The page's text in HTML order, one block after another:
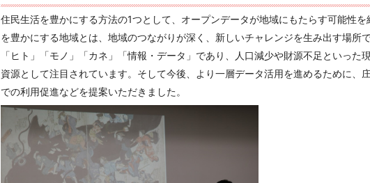
住民生活を豊かにする方法の1つとして、オープンデータが地域にもたらす可能性
を豊かにする地域とは、地域のつながりが深く、新しいチャレンジを生み出す場所
「ヒト」「モノ」「カネ」「情報・データ」であり、人口減少や財源不足といった
資源として注目されています。そして今後、より一層データ活用を進めるために、
での利用促進などを提案いただきました。